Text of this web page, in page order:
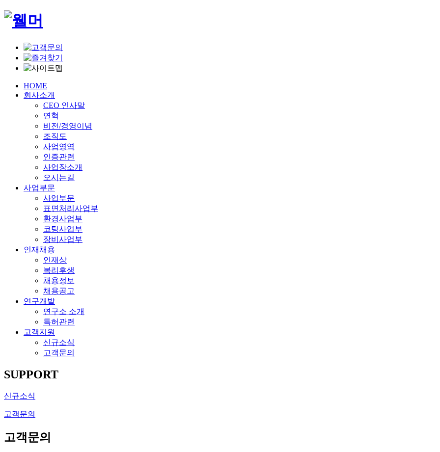
HOME
회사소개
CEO 인사말
연혁
비전/경영이념
조직도
사업영역
인증관련
사업장소개
오시는길
사업부문
사업부문
표면처리사업부
환경사업부
코팅사업부
장비사업부
인재채용
인재상
복리후생
채용정보
채용공고
연구개발
연구소 소개
특허관련
고객지원
신규소식
고객문의
SUPPORT
신규소식
고객문의
고객문의